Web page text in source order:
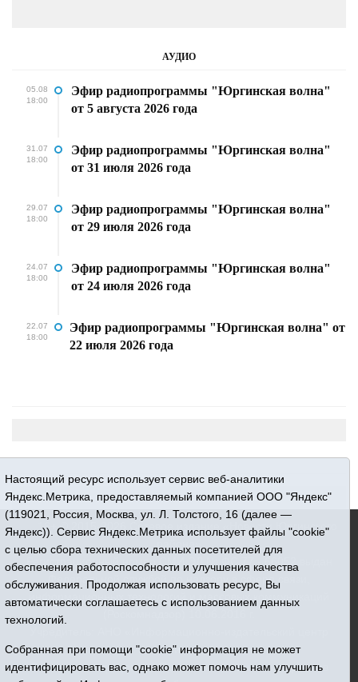
АУДИО
05.08
18:00
Эфир радиопрограммы "Юргинская волна"
от 5 августа 2026 года
31.07
18:00
Эфир радиопрограммы "Юргинская волна"
от 31 июля 2026 года
29.07
18:00
Эфир радиопрограммы "Юргинская волна"
от 29 июля 2026 года
24.07
18:00
Эфир радиопрограммы "Юргинская волна"
от 24 июля 2026 года
22.07
18:00
Эфир радиопрограммы "Юргинская волна" от
22 июля 2026 года
16+ © 2015-2026 Сетевое издание «Новости Юргинского
Регистрационный номер СМИ ЭЛ № ФС 77 - 66052 выдан
Федеральной службой по надзору в сфере связи,
«Призыв»
Все права защищены © При использовании материалов
Настоящий ресурс использует сервис веб-аналитики
Яндекс.Метрика, предоставляемый компанией ООО "Яндекс"
(119021, Россия, Москва, ул. Л. Толстого, 16 (далее —
Яндекс)). Сервис Яндекс.Метрика использует файлы "cookie"
с целью сбора технических данных посетителей для
обеспечения работоспособности и улучшения качества
обслуживания. Продолжая использовать ресурс, Вы
автоматически соглашаетесь с использованием данных
технологий.
Собранная при помощи "cookie" информация не может
идентифицировать вас, однако может помочь нам улучшить